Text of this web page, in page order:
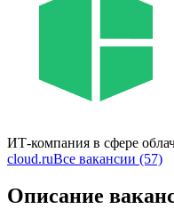
ИТ-компания в сфере
cloud.ruВсе вакансии (57)
Описание